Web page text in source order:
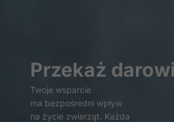
Przekaż
Twoje wsparcie
ma bezpośredni wpływ
na życie zwierząt. Każda